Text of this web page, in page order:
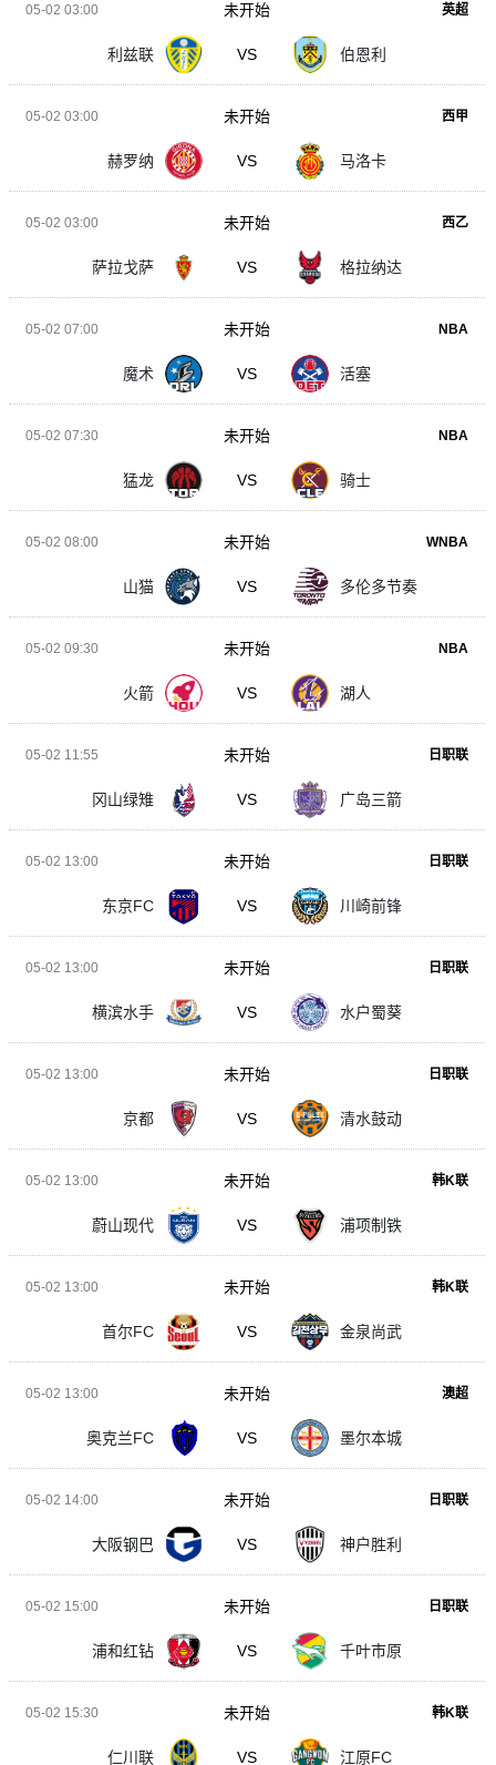
05-02 03:00 英超
利兹联 VS 伯恩利
未开始
05-02 03:00 西甲
赫罗纳 VS 马洛卡
未开始
05-02 03:00 西乙
萨拉戈萨 VS 格拉纳达
未开始
05-02 07:00 NBA
魔术 VS 活塞
未开始
05-02 07:30 NBA
猛龙 VS 骑士
未开始
05-02 08:00 WNBA
山猫 VS 多伦多节奏
未开始
05-02 09:30 NBA
火箭 VS 湖人
未开始
05-02 11:55 日职联
冈山绿雉 VS 广岛三箭
未开始
05-02 13:00 日职联
东京FC VS 川崎前锋
未开始
05-02 13:00 日职联
横滨水手 VS 水户蜀葵
未开始
05-02 13:00 日职联
京都 VS 清水鼓动
未开始
05-02 13:00 韩K联
蔚山现代 VS 浦项制铁
未开始
05-02 13:00 韩K联
首尔FC VS 金泉尚武
未开始
05-02 13:00 澳超
奥克兰FC VS 墨尔本城
未开始
05-02 14:00 日职联
大阪钢巴 VS 神户胜利
未开始
05-02 15:00 日职联
浦和红钻 VS 千叶市原
未开始
05-02 15:30 韩K联
仁川联 VS 江原FC
未开始